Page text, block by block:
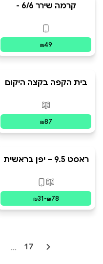
קרמה שירר 6/6 -
וענבלים
פורמטים זמינים
₪49
בית הקפה בקצה היקום
פורמטים זמינים
₪87
ראסט 9.5 – יפן בראשית
פורמטים זמינים
₪31-₪78
… 17